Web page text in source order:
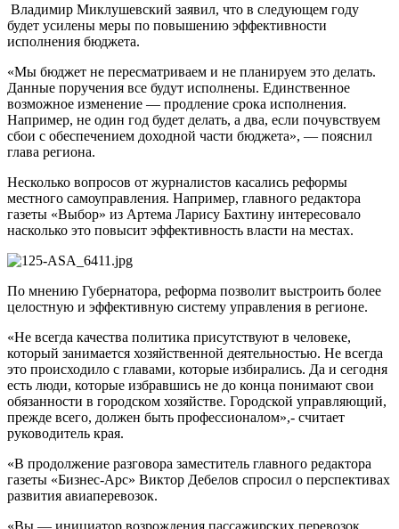
Владимир Миклушевский заявил, что в следующем году
будет усилены меры по повышению эффективности
исполнения бюджета.
«Мы бюджет не пересматриваем и не планируем это делать.
Данные поручения все будут исполнены. Единственное
возможное изменение — продление срока исполнения.
Например, не один год будет делать, а два, если почувствуем
сбои с обеспечением доходной части бюджета», — пояснил
глава региона.
Несколько вопросов от журналистов касались реформы
местного самоуправления. Например, главного редактора
газеты «Выбор» из Артема Ларису Бахтину интересовало
насколько это повысит эффективность власти на местах.
По мнению Губернатора, реформа позволит выстроить более
целостную и эффективную систему управления в регионе.
«Не всегда качества политика присутствуют в человеке,
который занимается хозяйственной деятельностью. Не всегда
это происходило с главами, которые избирались. Да и сегодня
есть люди, которые избравшись не до конца понимают свои
обязанности в городском хозяйстве. Городской управляющий,
прежде всего, должен быть профессионалом»,- считает
руководитель края.
«В продолжение разговора заместитель главного редактора
газеты «Бизнес-Арс» Виктор Дебелов спросил о перспективах
развития авиаперевозок.
«Вы — инициатор возрождения пассажирских перевозок